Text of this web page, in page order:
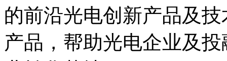
的前沿光电创新产品及
产品，帮助光电企业及